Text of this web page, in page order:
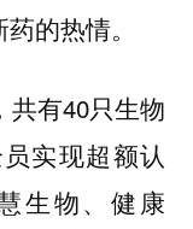
的热情。
共有40只生物
实现超额认
生物、健康